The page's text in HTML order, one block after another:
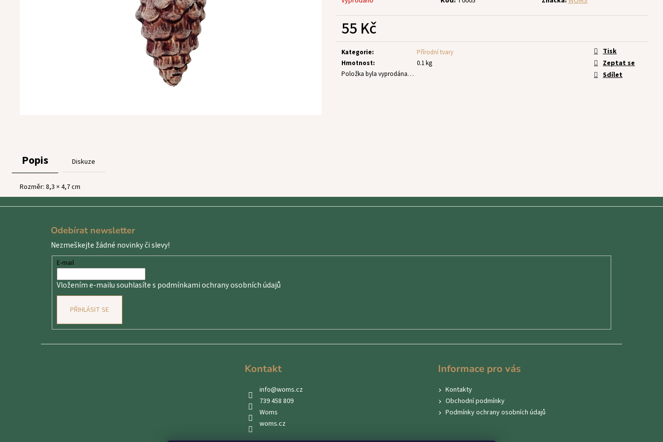
55 Kč
Měrná
cena:
Kategorie:
Přírodní tvary
Hmotnost:
0.1 kg
Položka byla vyprodána…
Tisk
Zeptat se
Sdílet
Popis Diskuze
Rozměr: 8,3 × 4,7 cm
Odebírat newsletter
Nezmeškejte žádné novinky či slevy!
E-mail
Vložením e-mailu souhlasíte s podmínkami ochrany osobních údajů
PŘIHLÁSIT SE
Kontakt
info@woms.cz
739 458 809
Woms
woms.cz
Informace pro vás
Kontakty
Obchodní podmínky
Podmínky ochrany osobních údajů